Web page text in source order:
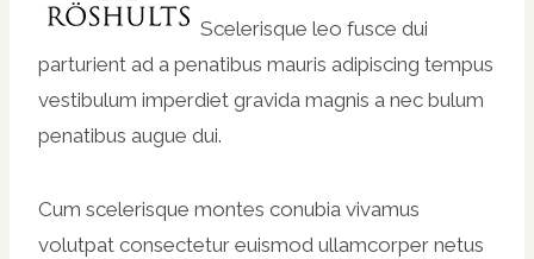
Scelerisque leo fusce dui
parturient ad a penatibus mauris adipiscing tempus
vestibulum imperdiet gravida magnis a nec bulum
penatibus augue dui.
Cum scelerisque montes conubia vivamus
volutpat consectetur euismod ullamcorper netus